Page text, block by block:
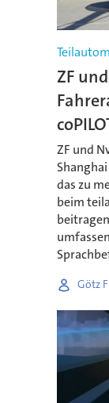
ZF
ZF und
das zu
beim
Götz